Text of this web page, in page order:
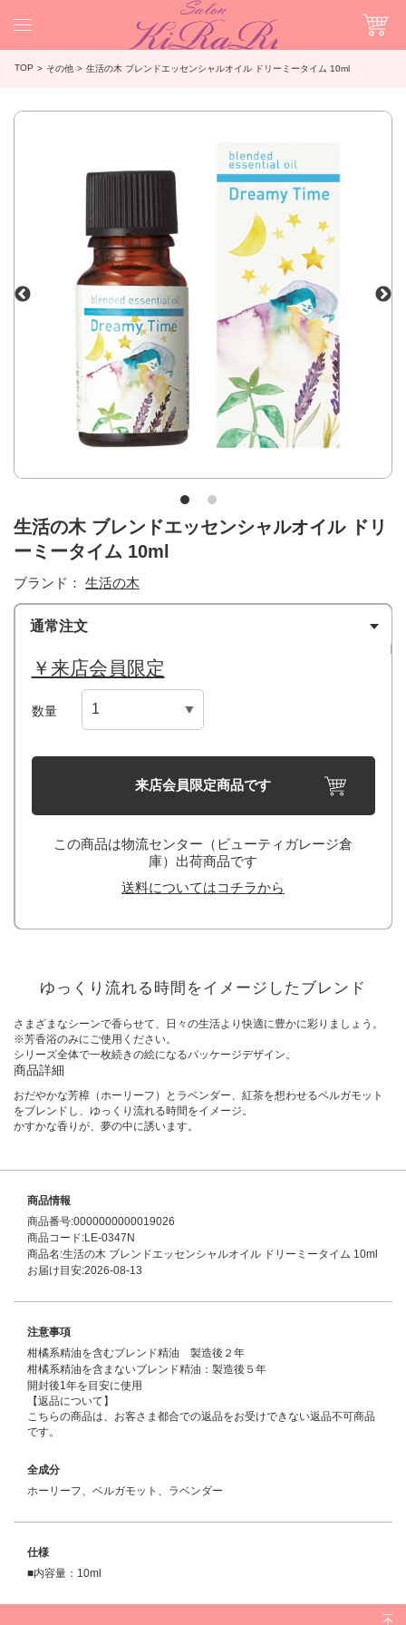
TOP その他 生活の木 ブレンドエッセンシャルオイル ドリーミータイム 10ml
生活の木 ブレンドエッセンシャルオイル ドリ
ーミータイム 10ml
ブランド： 生活の木
通常注文
￥来店会員限定
数量
来店会員限定商品です
この商品は物流センター（ビューティガレージ倉
庫）出荷商品です
送料についてはコチラから
ゆっくり流れる時間をイメージしたブレンド
さまざまなシーンで香らせて、日々の生活より快適に豊かに彩りましょう。
※芳香浴のみにご使用ください。
シリーズ全体で一枚続きの絵になるパッケージデザイン。
商品詳細
おだやかな芳樟（ホーリーフ）とラベンダー、紅茶を想わせるベルガモット
をブレンドし、ゆっくり流れる時間をイメージ。
かすかな香りが、夢の中に誘います。
商品情報
商品番号:0000000000019026
商品コード:LE-0347N
商品名:生活の木 ブレンドエッセンシャルオイル ドリーミータイム 10ml
お届け目安:2026-08-13
注意事項
柑橘系精油を含むブレンド精油 製造後２年
柑橘系精油を含まないブレンド精油：製造後５年
開封後1年を目安に使用
【返品について】
こちらの商品は、お客さま都合での返品をお受けできない返品不可商品
です。
全成分
ホーリーフ、ベルガモット、ラベンダー
仕様
■内容量：10ml